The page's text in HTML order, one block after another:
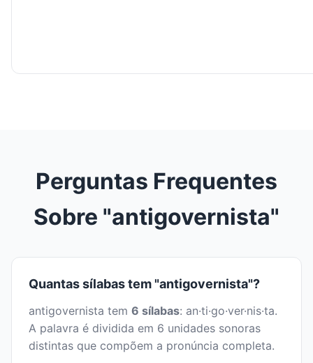
Perguntas Frequentes
Sobre "antigovernista"
Quantas sílabas tem "antigovernista"?
antigovernista tem 6 sílabas: an·ti·go·ver·nis·ta.
A palavra é dividida em 6 unidades sonoras
distintas que compõem a pronúncia completa.